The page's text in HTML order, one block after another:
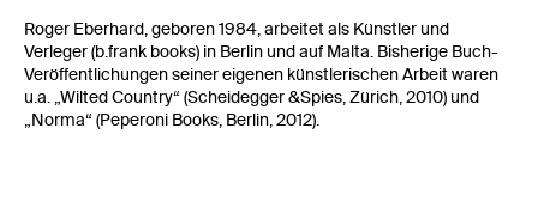
Roger Eberhard, geboren 1984, arbeitet als Künstler und
Verleger (b.frank books) in Berlin und auf Malta. Bisherige Buch-
Veröffentlichungen seiner eigenen künstlerischen Arbeit waren
u.a. „Wilted Country“ (Scheidegger &Spies, Zürich, 2010) und
„Norma“ (Peperoni Books, Berlin, 2012).